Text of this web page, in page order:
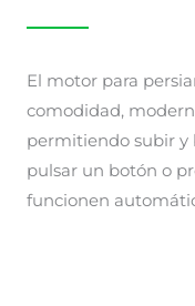
El motor para
comodidad,
permitiendo subir y
pulsar un botón o
funcionen